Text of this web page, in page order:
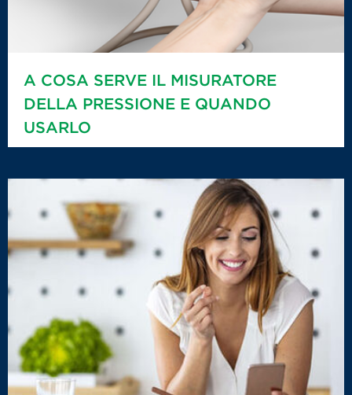
A COSA SERVE IL MISURATORE
DELLA PRESSIONE E QUANDO
USARLO